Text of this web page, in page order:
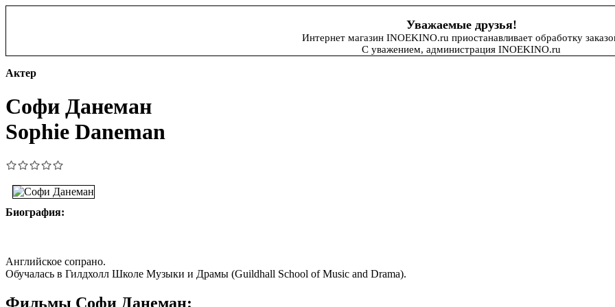
Уважаемые друзья!
Интернет магазин INOEKINO.ru приостанавливает обработку
С уважением, администрация INOEKINO.ru
Актер
Софи Данеман
Sophie Daneman
Биография:
Английское сопрано.
Обучалась в Гилдхолл Школе Музыки и Драмы (Guildhall School of Music and Drama).
Фильмы Софи Данеман: